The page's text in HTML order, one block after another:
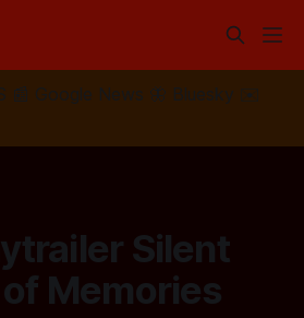
📰 Google News 🦋 Bluesky
✉️
Silent
Memories